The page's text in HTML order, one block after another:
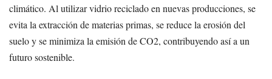
climático. Al utilizar vidrio reciclado en nuevas producciones, se
evita la extracción de materias primas, se reduce la erosión del
suelo y se minimiza la emisión de CO2, contribuyendo así a un
futuro sostenible.